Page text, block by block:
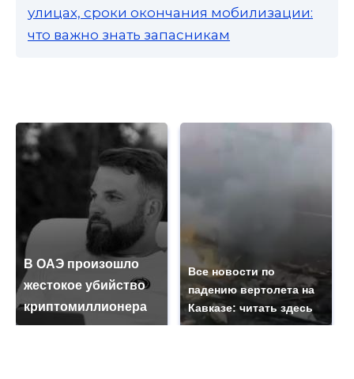
улицах, сроки окончания мобилизации:
что важно знать запасникам
В ОАЭ произошло
жестокое убийство
криптомиллионера
Все новости по
падению вертолета на
Кавказе: читать здесь